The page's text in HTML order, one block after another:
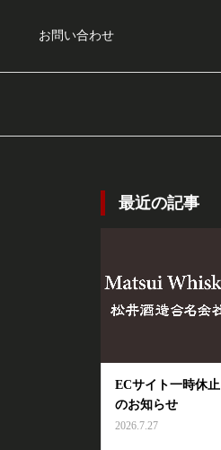
お問い合わせ
最近の記事
ECサイト一時休止
のお知らせ
2026.7.27